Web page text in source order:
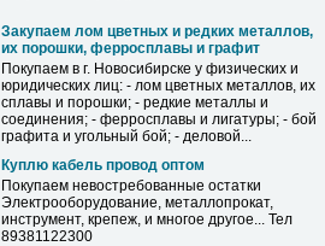
Закупаем лом цветных и редких металлов,
их порошки, ферросплавы и графит
Покупаем в г. Новосибирске у физических и
юридических лиц: - лом цветных металлов, их
сплавы и порошки; - редкие металлы и
соединения; - ферросплавы и лигатуры; - бой
графита и угольный бой; - деловой...
Куплю кабель провод оптом
Покупаем невостребованные остатки
Электрооборудование, металлопрокат,
инструмент, крепеж, и многое другое... Тел
89381122300